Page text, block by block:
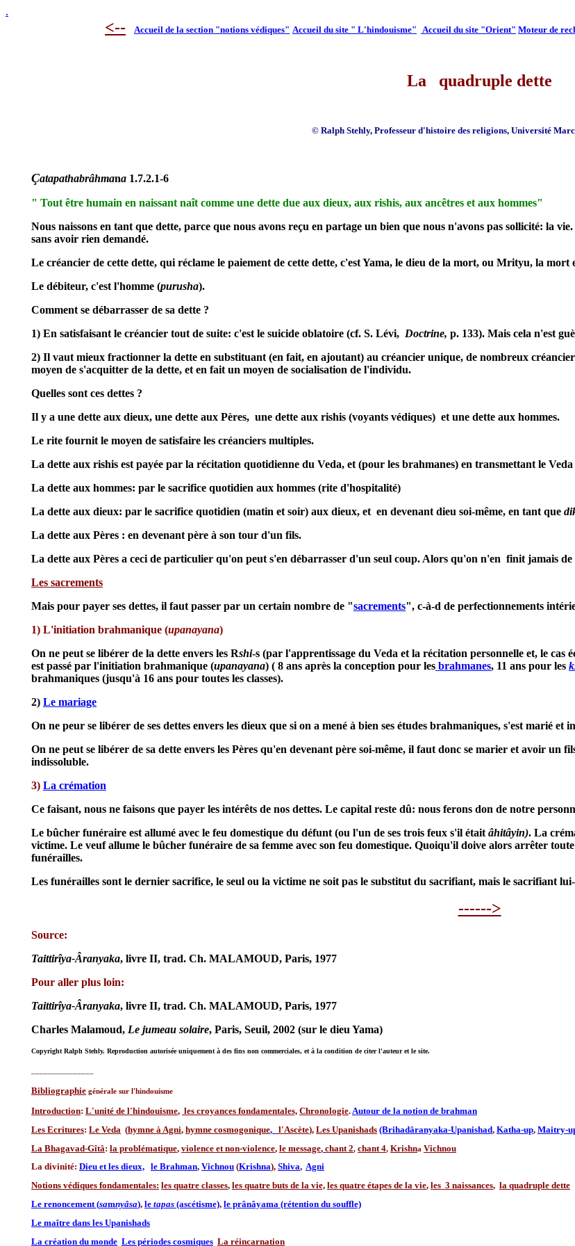
.
<-- Accueil de la section "notions védiques" Accueil du site " L'hindouisme" Accueil du site "Orient" Moteur de
La quadruple dette
© Ralph Stehly, Professeur d'histoire des religions, Université
Çatapathabrâhmana 1.7.2.1-6
" Tout être humain en naissant naît comme une dette due aux dieux, aux rishis, aux ancêtres et aux hommes"
Nous naissons en tant que dette, parce que nous avons reçu en partage un bien que nous n'avons pas sollicité: la
sans avoir rien demandé.
Le créancier de cette dette, qui réclame le paiement de cette dette, c'est Yama, le dieu de la mort, ou Mrityu, la mort
Le débiteur, c'est l'homme (purusha).
Comment se débarrasser de sa dette ?
1) En satisfaisant le créancier tout de suite: c'est le suicide oblatoire (cf. S. Lévi, Doctrine, p. 133). Mais cela n'est
2) Il vaut mieux fractionner la dette en substituant (en fait, en ajoutant) au créancier unique, de nombreux
moyen de s'acquitter de la dette, et en fait un moyen de socialisation de l'individu.
Quelles sont ces dettes ?
Il y a une dette aux dieux, une dette aux Pères, une dette aux rishis (voyants védiques) et une dette aux hommes.
Le rite fournit le moyen de satisfaire les créanciers multiples.
La dette aux rishis est payée par la récitation quotidienne du Veda, et (pour les brahmanes) en transmettant le
La dette aux hommes: par le sacrifice quotidien aux hommes (rite d'hospitalité)
La dette aux dieux: par le sacrifice quotidien (matin et soir) aux dieux, et en devenant dieu soi-même, en tant que
La dette aux Pères : en devenant père à son tour d'un fils.
La dette aux Pères a ceci de particulier qu'on peut s'en débarrasser d'un seul coup. Alors qu'on n'en finit jamais
Les sacrements
Mais pour payer ses dettes, il faut passer par un certain nombre de "sacrements", c-à-d de perfectionnements
1) L'initiation brahmanique (upanayana)
On ne peut se libérer de la dette envers les Rshi-s (par l'apprentissage du Veda et la récitation personnelle et, le
est passé par l'initiation brahmanique (upanayana) ( 8 ans après la conception pour les brahmanes, 11 ans pour les
brahmaniques (jusqu'à 16 ans pour toutes les classes).
2) Le mariage
On ne peur se libérer de ses dettes envers les dieux que si on a mené à bien ses études brahmaniques, s'est marié et
On ne peut se libérer de sa dette envers les Pères qu'en devenant père soi-même, il faut donc se marier et avoir un
indissoluble.
3) La crémation
Ce faisant, nous ne faisons que payer les intérêts de nos dettes. Le capital reste dû: nous ferons don de notre
Le bûcher funéraire est allumé avec le feu domestique du défunt (ou l'un de ses trois feux s'il était âhitâyin). La
victime. Le veuf allume le bûcher funéraire de sa femme avec son feu domestique. Quoiqu'il doive alors arrêter
funérailles.
Les funérailles sont le dernier sacrifice, le seul ou la victime ne soit pas le substitut du sacrifiant, mais le sacrifiant
------>
Source:
Taittirîya-Âranyaka, livre II, trad. Ch. MALAMOUD, Paris, 1977
Pour aller plus loin:
Taittirîya-Âranyaka, livre II, trad. Ch. MALAMOUD, Paris, 1977
Charles Malamoud, Le jumeau solaire, Paris, Seuil, 2002 (sur le dieu Yama)
Copyright Ralph Stehly. Reproduction autorisée uniquement à des fins non commerciales, et à la condition de citer l'auteur et le site.
Bibliographie générale sur l'hindouisme
Introduction: L'unité de l'hindouisme, les croyances fondamentales, Chronologie.Autour de la notion de brahman
Les Ecritures: Le Veda (hymne à Agni, hymne cosmogonique, l'Ascète), Les Upanishads (Brihadâranyaka-Upanishad, Katha-up, Maitry-
La Bhagavad-Gîtâ: la problématique, violence et non-violence, le message, chant 2, chant 4, Krishna Vichnou
La divinité: Dieu et les dieux, le Brahman, Vichnou (Krishna), Shiva, Agni
Notions védiques fondamentales: les quatre classes, les quatre buts de la vie, les quatre étapes de la vie, les 3 naissances, la quadruple dette
Le renoncement (samnyâsa), le tapas (ascétisme), le prânâyama (rétention du souffle)
Le maître dans les Upanishads
La création du monde Les périodes cosmiques La réincarnation